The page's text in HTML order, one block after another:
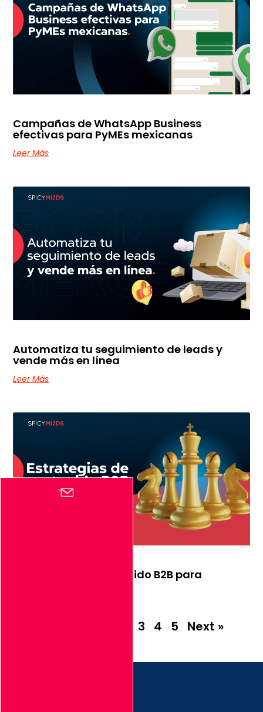
Campañas de WhatsApp Business
efectivas para PyMEs mexicanas
Leer Más
Automatiza tu seguimiento de leads y
vende más en línea
Leer Más
Estrategias de contenido B2B para
3 4 5 Next »